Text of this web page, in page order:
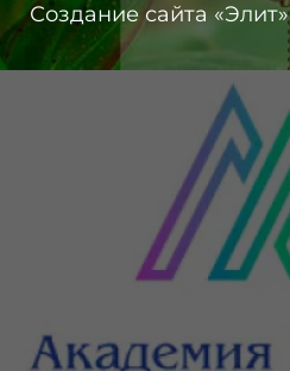
Создание сайта «Элит»